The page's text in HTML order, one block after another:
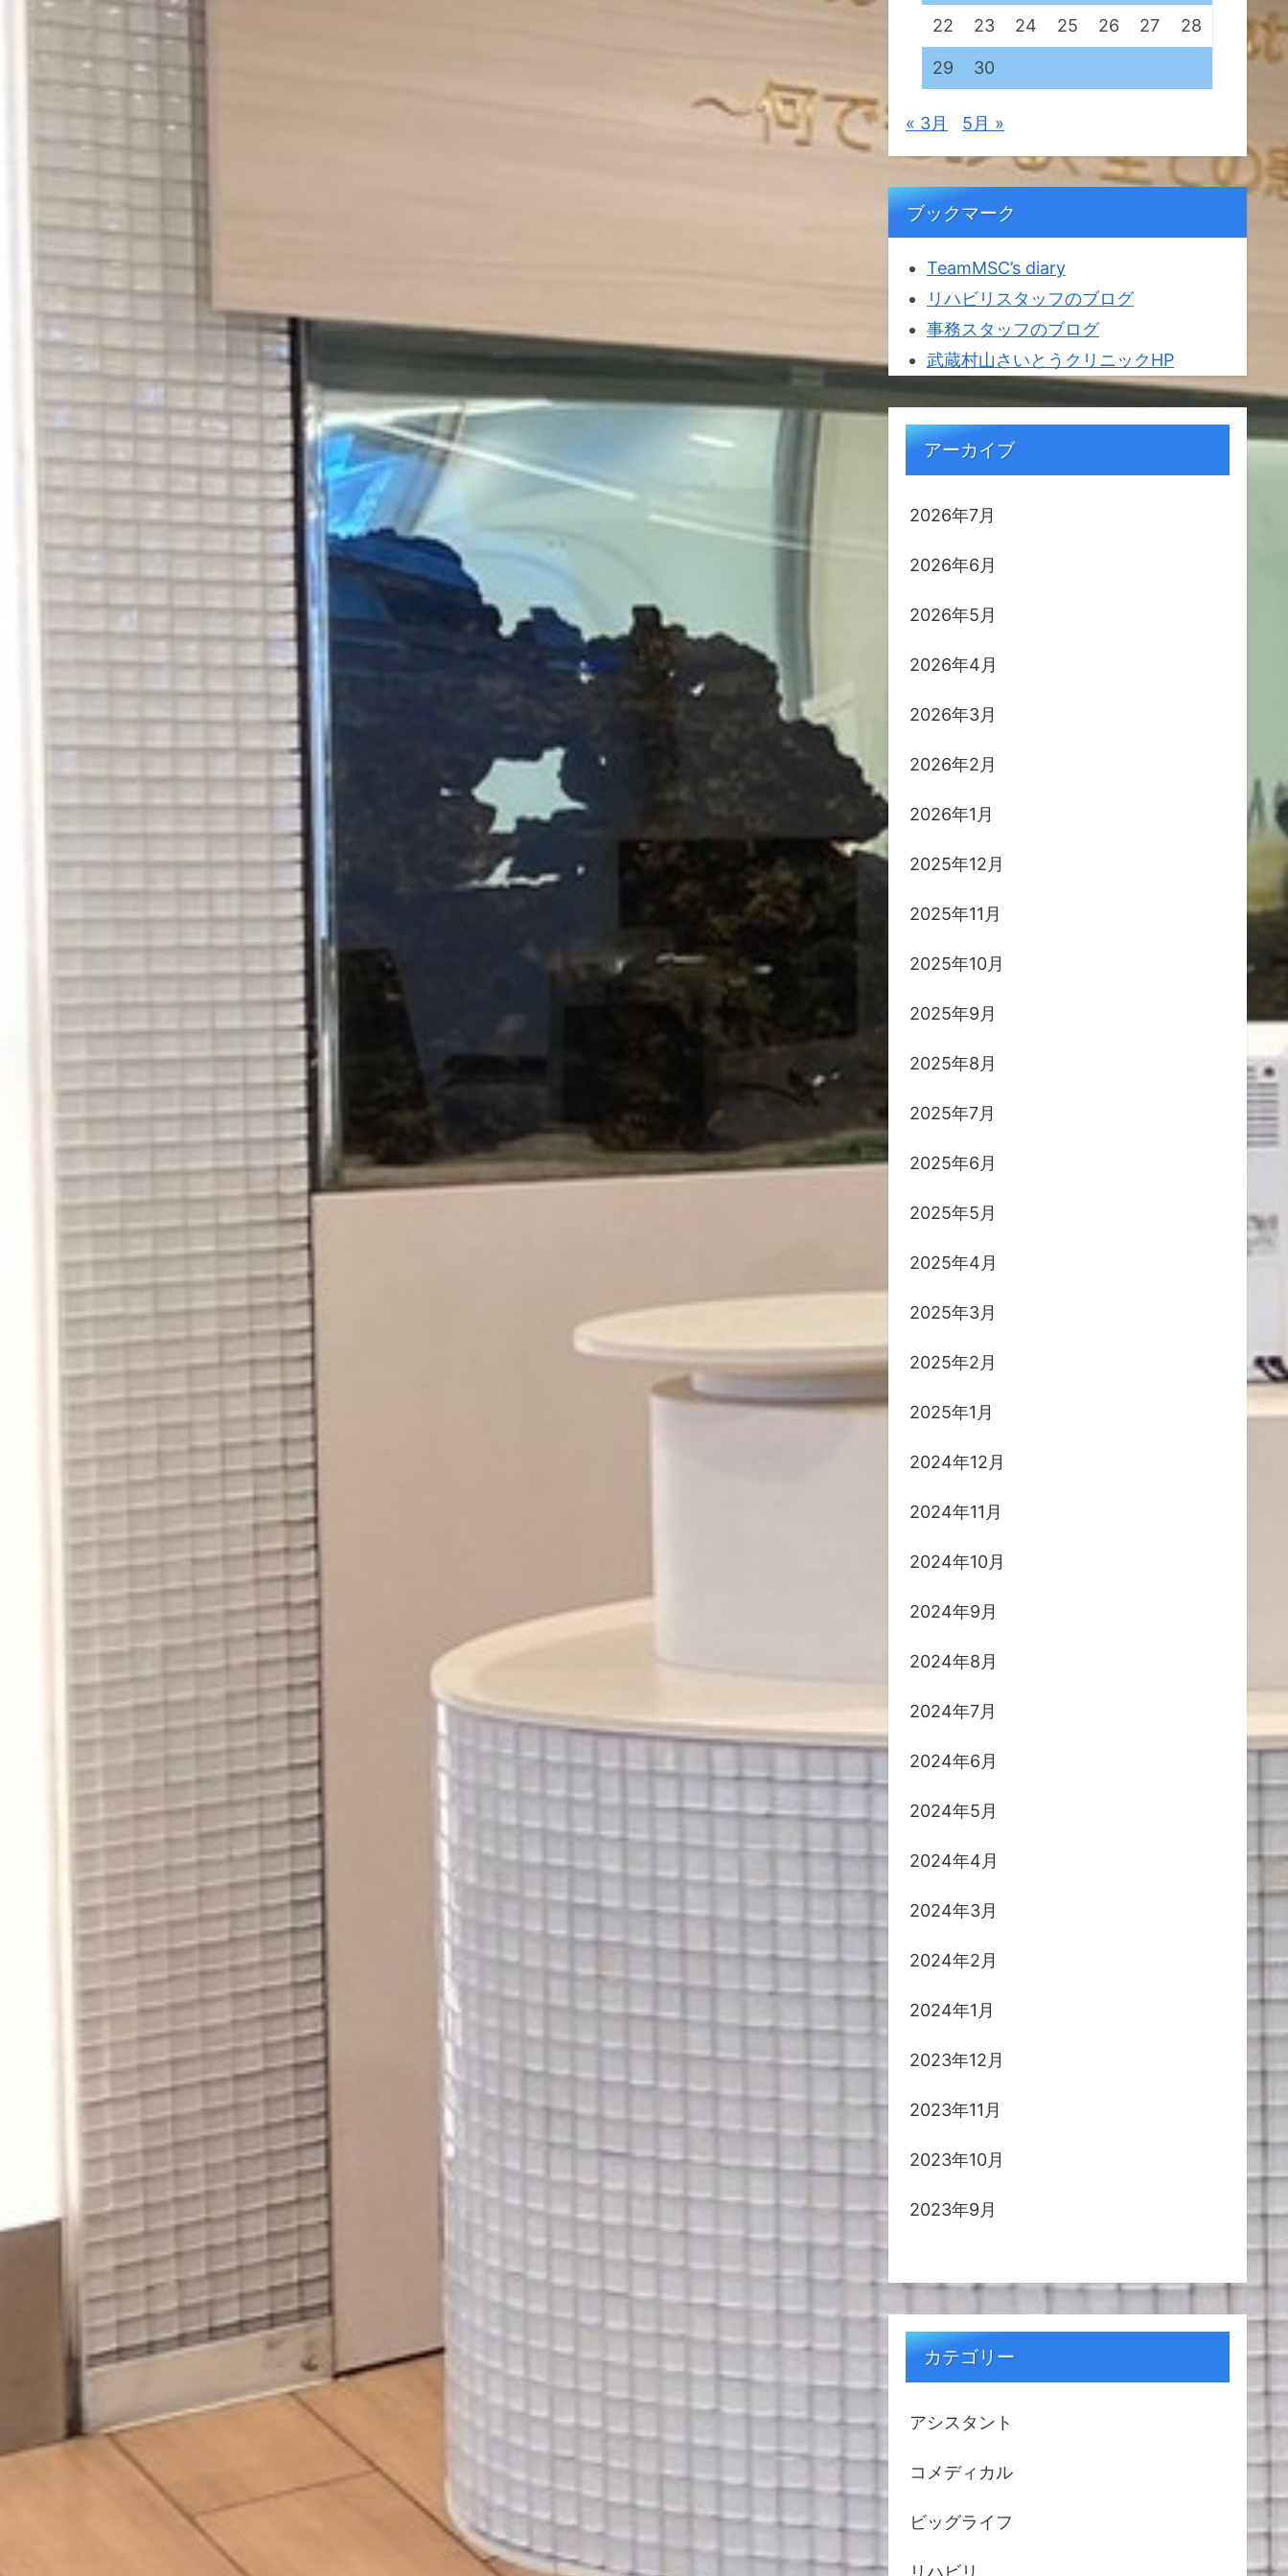
22 23 24 25 26 27 28
29 30
« 3月 5月 »
ブックマーク
TeamMSC’s diary
リハビリスタッフのブログ
事務スタッフのブログ
武蔵村山さいとうクリニックHP
アーカイブ
2026年7月
2026年6月
2026年5月
2026年4月
2026年3月
2026年2月
2026年1月
2025年12月
2025年11月
2025年10月
2025年9月
2025年8月
2025年7月
2025年6月
2025年5月
2025年4月
2025年3月
2025年2月
2025年1月
2024年12月
2024年11月
2024年10月
2024年9月
2024年8月
2024年7月
2024年6月
2024年5月
2024年4月
2024年3月
2024年2月
2024年1月
2023年12月
2023年11月
2023年10月
2023年9月
カテゴリー
アシスタント
コメディカル
ビッグライフ
リハビリ